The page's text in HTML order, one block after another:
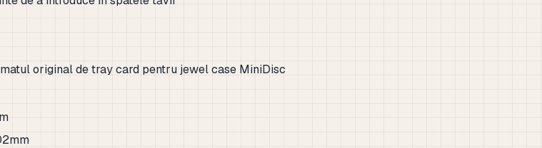
original de tray card pentru jewel case MiniDisc